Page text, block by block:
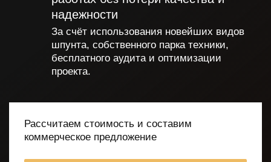
надежности
За счёт использования новейших видов
шпунта, собственного парка техники,
бесплатного аудита и оптимизации
проекта.
Рассчитаем стоимость и составим
коммерческое предложение